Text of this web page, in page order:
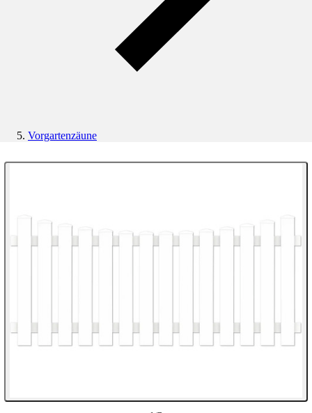
Vorgartenzäune